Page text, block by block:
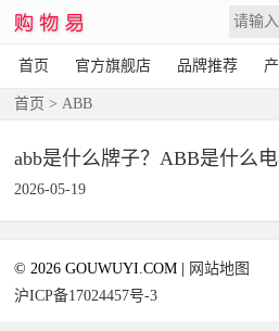
首页 官方旗舰店 品牌推荐
首页 > ABB
abb是什么牌子？ABB是什么
2026-05-19
© 2026 GOUWUYI.COM |
网站地图
沪ICP备17024457号-3